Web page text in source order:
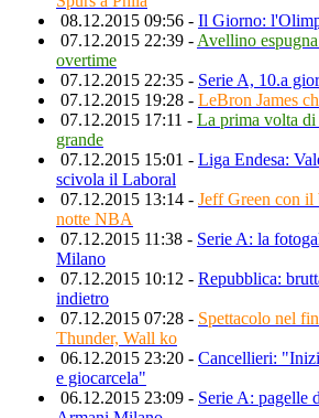
08.12.2015 09:56 - Il Giorno:
07.12.2015 22:39 - Avellino
overtime
07.12.2015 22:35 - Serie A, 10.a
07.12.2015 19:28 - LeBron James
07.12.2015 17:11 - La prima volta di
grande
07.12.2015 15:01 - Liga Endesa:
scivola il Laboral
07.12.2015 13:14 - Jeff Green con il
notte NBA
07.12.2015 11:38 - Serie A: la
Milano
07.12.2015 10:12 - Repubblica:
indietro
07.12.2015 07:28 - Spettacolo nel
Thunder, Wall ko
06.12.2015 23:20 - Cancellieri:
e giocarcela"
06.12.2015 23:09 - Serie A: pagelle